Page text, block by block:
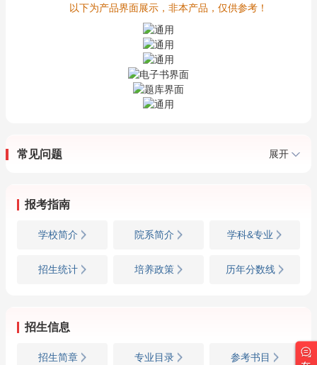
以下为产品界面展示，非本产品，仅供参考！
常见问题 展开
报考指南
学校简介 院系简介 学科&专业
招生统计 培养政策 历年分数线
招生信息
招生简章 专业目录 参考书目